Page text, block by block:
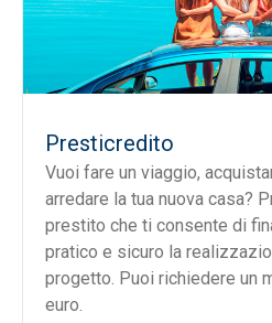
Presticredito
Vuoi fare un viaggio,
arredare la tua nuova casa?
prestito che ti consente di
pratico e sicuro la
progetto. Puoi richiedere un
euro.